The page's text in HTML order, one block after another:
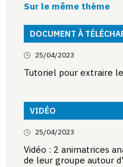
Sur le même thème
DOCUMENT À
25/04/2023
Tutoriel pour extraire
VIDÉO
25/04/2023
Vidéo : 2 animatrices
de leur groupe autour